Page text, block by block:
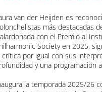
van der Heijdenes
más destacadas
con el Premio al
Society en 2025,
crítica por igual con sus
y una programación
la temporada 2025/26